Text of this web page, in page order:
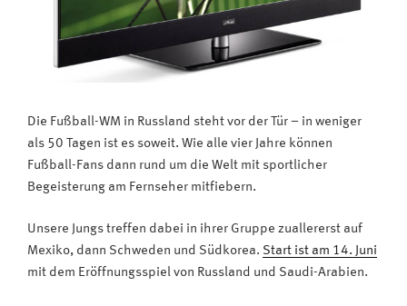
Die Fußball-WM in Russland steht vor der Tür – in weniger
als 50 Tagen ist es soweit. Wie alle vier Jahre können
Fußball-Fans dann rund um die Welt mit sportlicher
Begeisterung am Fernseher mitfiebern.
Unsere Jungs treffen dabei in ihrer Gruppe zuallererst auf
Mexiko, dann Schweden und Südkorea. Start ist am 14. Juni
mit dem Eröffnungsspiel von Russland und Saudi-Arabien.